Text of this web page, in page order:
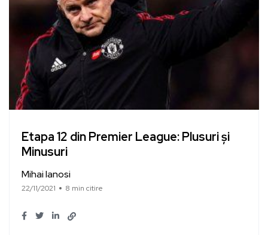
Etapa 12 din Premier League: Plusuri și
Minusuri
Mihai Ianosi
22/11/2021 8 min citire